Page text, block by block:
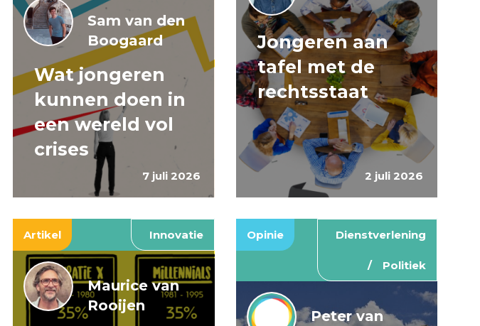
7 juli 2026
Sam van den
Boogaard
Wat jongeren
kunnen doen in
een wereld vol
crises
2 juli 2026
Jongeren aan
tafel met de
rechtsstaat
Artikel Innovatie
Maurice van
Rooijen
Opinie Dienstverlening
Politiek
Peter van